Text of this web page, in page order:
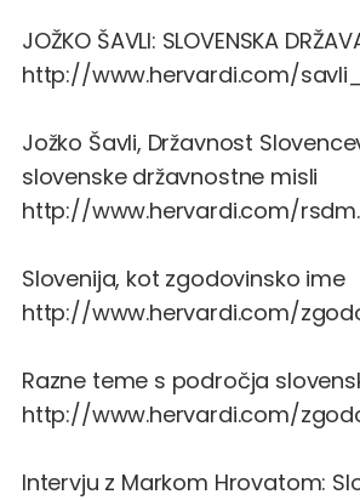
JOŽKO ŠAVLI: SLOVENSKA
http://www.hervardi.com/
Jožko Šavli, Državnost
slovenske državnostne misli
http://www.hervardi.com/
Slovenija, kot zgodovinsko ime
http://www.hervardi.com/
Razne teme s področja
http://www.hervardi.com/
Intervju z Markom Hrovatom: